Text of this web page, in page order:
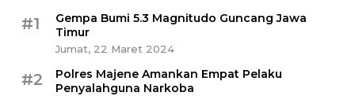
#1
Gempa Bumi 5.3 Magnitudo Guncang Jawa
Timur
Jumat, 22 Maret 2024
#2
Polres Majene Amankan Empat Pelaku
Penyalahguna Narkoba